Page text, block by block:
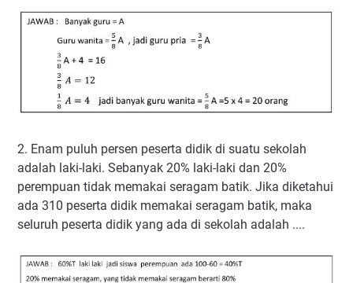
2. Enam puluh persen peserta didik di suatu sekolah
adalah laki-laki. Sebanyak 20% laki-laki dan 20%
perempuan tidak memakai seragam batik. Jika diketahui
ada 310 peserta didik memakai seragam batik, maka
seluruh peserta didik yang ada di sekolah adalah ....